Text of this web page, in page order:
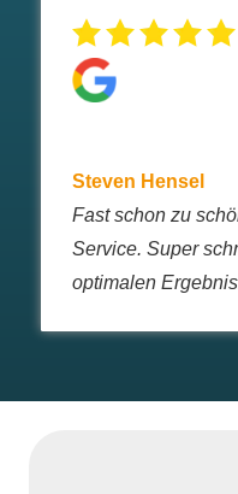
Steven Hensel
Fast schon zu
Service. Super
optimalen